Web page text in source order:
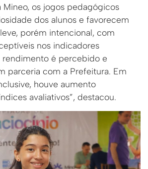
Mineo, os jogos pedagógicos
dos alunos e favorecem
porém intencional, com
nos indicadores
rendimento é percebido e
parceria com a Prefeitura. Em
houve aumento
avaliativos”, destacou.